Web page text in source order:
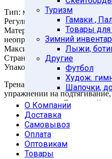
Туризм
Гамаки ,
Товары для
Зимний
Лыжи,
Другие
Футбол
Худож.
Шапочки,
О Компании
Доставка
Самовывоз
Оплата
Оптовикам
Товары
Тип: межстенный/в проем
Регулируемая длина: 60-90 см.
Материал: хромированная
неопреном).
Максимальная нагрузка: 100
Страна-производитель: Китай
Упаковка: индивидуальная
Тренажер для дома
упражнений на
пресса и спины. Домашний
использовании –
размерам дверных проемов.
крепится в дверном проеме
неопреновые накладки в
скольжение рук при